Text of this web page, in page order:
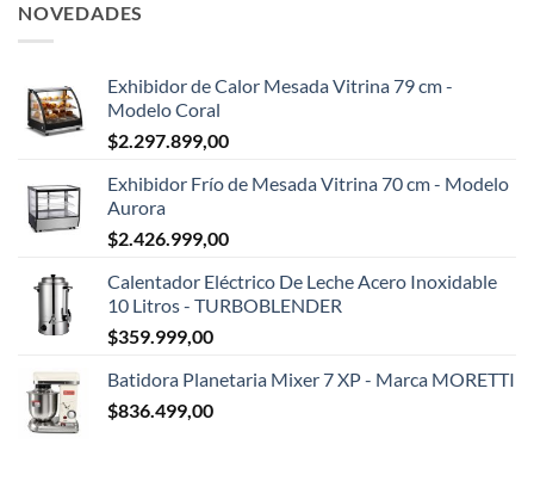
NOVEDADES
Exhibidor de Calor Mesada Vitrina 79 cm -
Modelo Coral
$2.297.899,00
Exhibidor Frío de Mesada Vitrina 70 cm - Modelo
Aurora
$2.426.999,00
Calentador Eléctrico De Leche Acero Inoxidable
10 Litros - TURBOBLENDER
$359.999,00
Batidora Planetaria Mixer 7 XP - Marca MORETTI
$836.499,00